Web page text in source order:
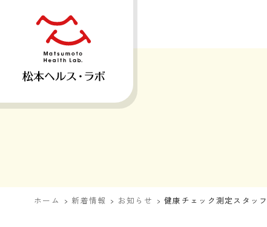
ホーム 新着情報 お知らせ 健康チェック測定スタッ